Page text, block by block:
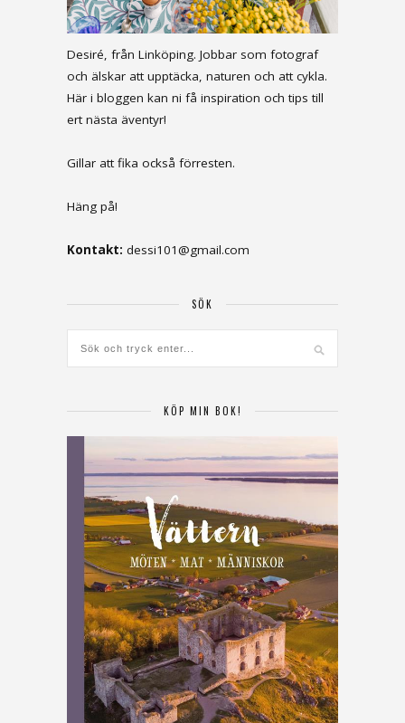
Desiré, från Linköping. Jobbar som fotograf
och älskar att upptäcka, naturen och att cykla.
Här i bloggen kan ni få inspiration och tips till
ert nästa äventyr!
Gillar att fika också förresten.
Häng på!
Kontakt: dessi101@gmail.com
SÖK
KÖP MIN BOK!